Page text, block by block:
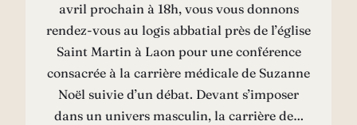
avril prochain à 18h, vous vous donnons
rendez-vous au logis abbatial près de l’église
Saint Martin à Laon pour une conférence
consacrée à la carrière médicale de Suzanne
Noël suivie d’un débat. Devant s’imposer
dans un univers masculin, la carrière de…